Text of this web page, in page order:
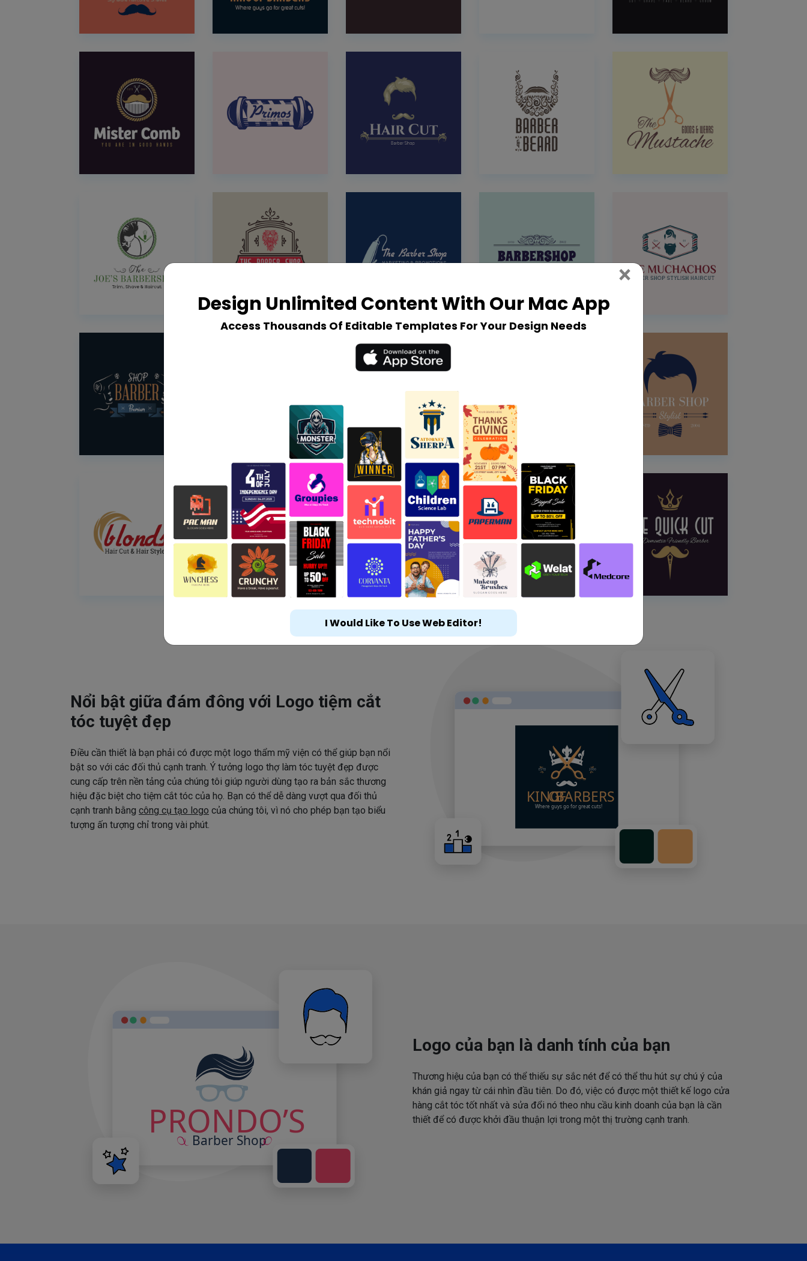
Nổi bật giữa đám đông với Logo tiệm cắt
tóc tuyệt đẹp
Điều cần thiết là bạn phải có được một logo thẩm mỹ viện có thể giúp bạn nổi
bật so với các đối thủ cạnh tranh. Ý tưởng logo thợ làm tóc tuyệt đẹp được
cung cấp trên nền tảng của chúng tôi giúp người dùng tạo ra bản sắc thương
hiệu đặc biệt cho tiệm cắt tóc của họ. Bạn có thể dễ dàng vượt qua đối thủ
cạnh tranh bằng công cụ tạo logo của chúng tôi, vì nó cho phép bạn tạo biểu
tượng ấn tượng chỉ trong vài phút.
Logo của bạn là danh tính của bạn
Thương hiệu của bạn có thể thiếu sự sắc nét để có thể thu hút sự chú ý của
khán giả ngay từ cái nhìn đầu tiên. Do đó, việc có được một thiết kế logo cửa
hàng cắt tóc tốt nhất và sửa đổi nó theo nhu cầu kinh doanh của bạn là cần
thiết để có được khởi đầu thuận lợi trong một thị trường cạnh tranh.
Design Unlimited Content With Our Mac App
Access Thousands Of Editable Templates For Your Design Needs
× Close
I Would Like To Use Web Editor!